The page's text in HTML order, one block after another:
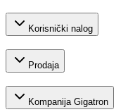
Korisnički nalog
Prodaja
Kompanija Gigatron